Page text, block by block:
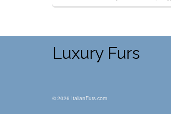
Luxury Furs
© 2026 ItalianFurs.com